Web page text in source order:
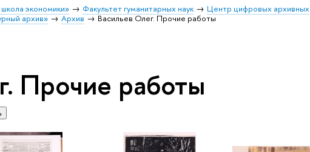
экономики» Факультет гуманитарных наук
Центр цифровых архивных
архив» Архив Васильев Олег. Прочие работы
Прочие работы